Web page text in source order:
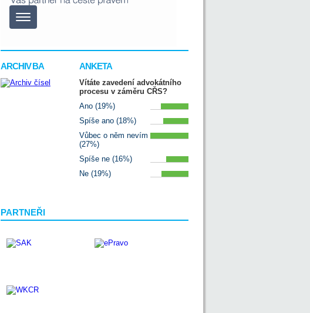
ARCHIV BA ANKETA
Vítáte zavedení advokátního
procesu v záměru CŘS?
Ano (19%)
Spíše ano (18%)
Vůbec o něm nevím
(27%)
Spíše ne (16%)
Ne (19%)
PARTNEŘI